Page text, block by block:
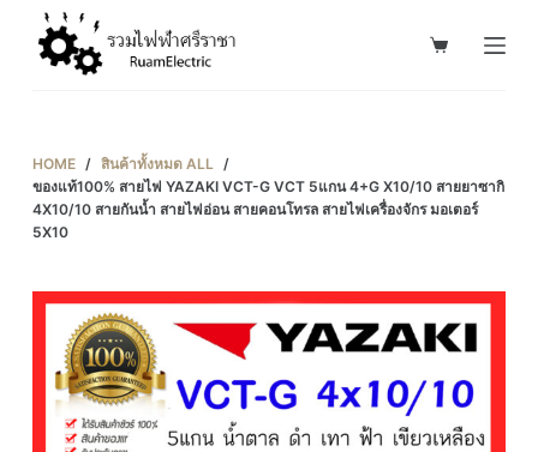
o
c
HOME / สินค้าทั้งหมด ALL /
ของแท้100% สายไฟ YAZAKI VCT-G VCT 5แกน 4+G X10/10 สายยาซากิ
4X10/10 สายกันน้ำ สายไฟอ่อน สายคอนโทรล สายไฟเครื่องจักร มอเตอร์
5X10